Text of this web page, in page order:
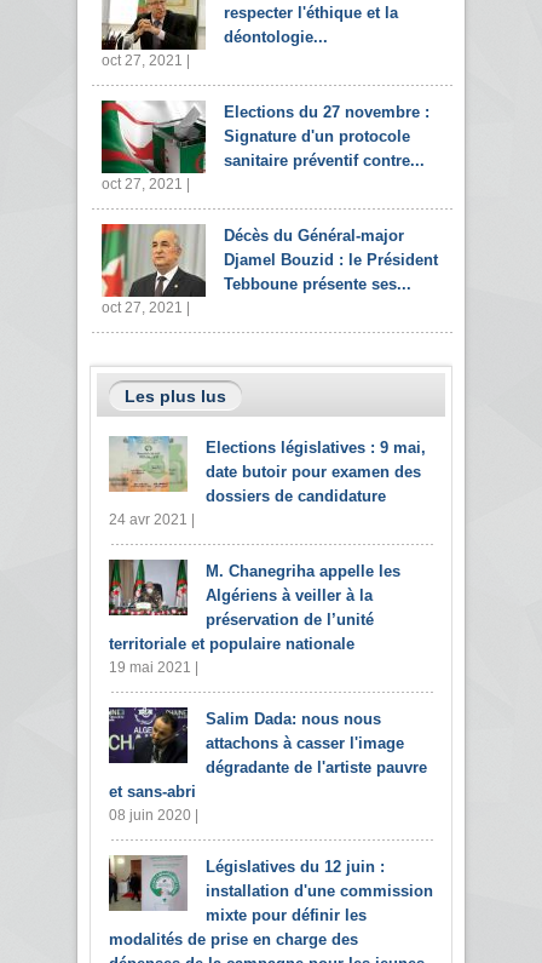
respecter l'éthique et la
déontologie...
oct 27, 2021 |
Elections du 27 novembre :
Signature d'un protocole
sanitaire préventif contre...
oct 27, 2021 |
Décès du Général-major
Djamel Bouzid : le Président
Tebboune présente ses...
oct 27, 2021 |
Les plus lus
Elections législatives : 9 mai,
date butoir pour examen des
dossiers de candidature
24 avr 2021 |
M. Chanegriha appelle les
Algériens à veiller à la
préservation de l’unité
territoriale et populaire nationale
19 mai 2021 |
Salim Dada: nous nous
attachons à casser l'image
dégradante de l'artiste pauvre
et sans-abri
08 juin 2020 |
Législatives du 12 juin :
installation d'une commission
mixte pour définir les
modalités de prise en charge des